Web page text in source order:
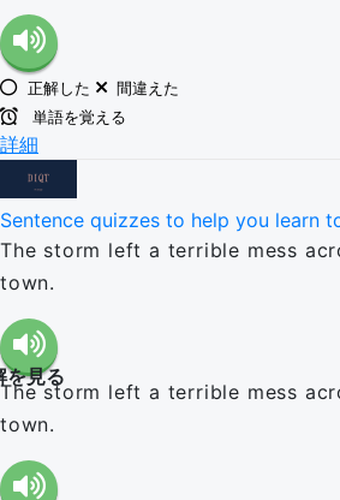
正解した
間違えた
単語を覚える
詳細
Sentence quizzes to help you learn
The storm left a terrible mess
town.
を見る
The storm left a terrible mess
town.